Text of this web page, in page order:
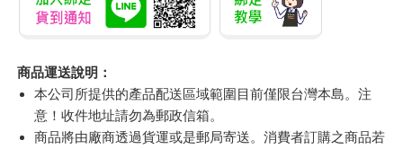
商品運送說明：
本公司所提供的產品配送區域範圍目前僅限台灣本島。注
意！收件地址請勿為郵政信箱。
商品將由廠商透過貨運或是郵局寄送。消費者訂購之商品若